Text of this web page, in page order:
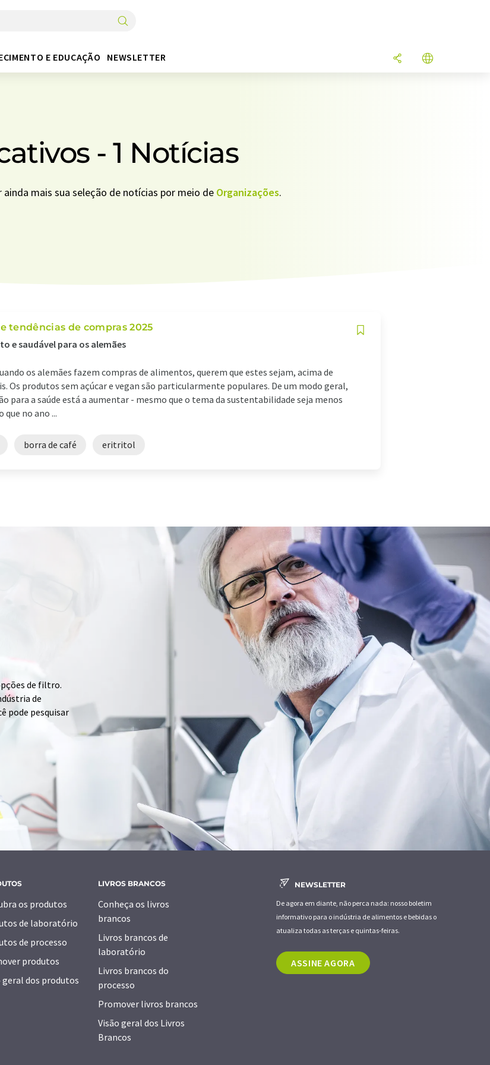
E EDUCAÇÃO NEWSLETTER
- 1 Notícias
ainda mais sua seleção de notícias por meio de Organizações.
tendências de compras 2025
e saudável para os alemães
os alemães fazem compras de alimentos, querem que estes sejam, acima de
Os produtos sem açúcar e vegan são particularmente populares. De um modo geral,
para a saúde está a aumentar - mesmo que o tema da sustentabilidade seja menos
no ano ...
borra de café eritritol
de filtro.
de
pode pesquisar
os produtos
de laboratório
de processo
produtos
geral dos produtos
LIVROS BRANCOS
Conheça os livros
brancos
Livros brancos de
laboratório
Livros brancos do
processo
Promover livros brancos
Visão geral dos Livros
Brancos
NEWSLETTER
De agora em diante, não perca nada: nosso boletim
informativo para o indústria de alimentos e bebidas o
atualiza todas as terças e quintas-feiras.
ASSINE AGORA